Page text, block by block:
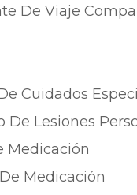
De Viaje
Cuidados
De Lesiones
Medicación
Medicación